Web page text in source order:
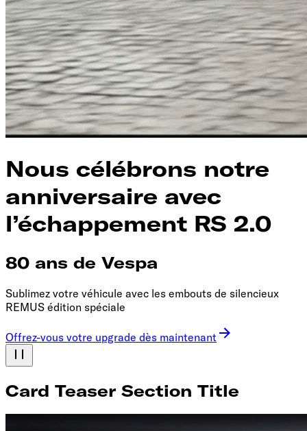
Nous célébrons notre
anniversaire avec
l’échappement RS 2.0
80 ans de Vespa
Sublimez votre véhicule avec les embouts de silencieux
REMUS édition spéciale
Offrez-vous votre upgrade dès maintenant
Card Teaser Section Title